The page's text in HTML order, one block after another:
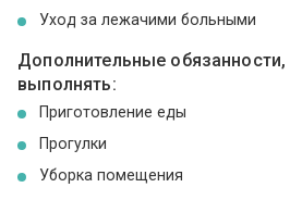
Уход за лежачими больными
Дополнительные
выполнять:
Приготовление еды
Прогулки
Уборка помещения